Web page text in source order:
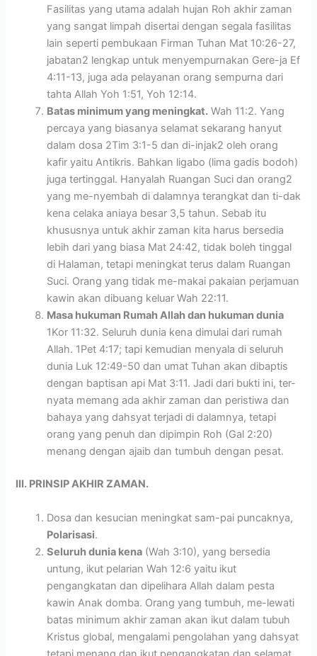
Fasilitas yang utama adalah hujan Roh akhir zaman
yang sangat limpah disertai dengan segala fasilitas
lain seperti pembukaan Firman Tuhan Mat 10:26-27,
jabatan2 lengkap untuk menyempurnakan Gere-ja Ef
4:11-13, juga ada pelayanan orang sempurna dari
tahta Allah Yoh 1:51, Yoh 12:14.
Batas minimum yang meningkat. Wah 11:2. Yang
percaya yang biasanya selamat sekarang hanyut
dalam dosa 2Tim 3:1-5 dan di-injak2 oleh orang
kafir yaitu Antikris. Bahkan ligabo (lima gadis bodoh)
juga tertinggal. Hanyalah Ruangan Suci dan orang2
yang me-nyembah di dalamnya terangkat dan ti-dak
kena celaka aniaya besar 3,5 tahun. Sebab itu
khususnya untuk akhir zaman kita harus bersedia
lebih dari yang biasa Mat 24:42, tidak boleh tinggal
di Halaman, tetapi meningkat terus dalam Ruangan
Suci. Orang yang tidak me-makai pakaian perjamuan
kawin akan dibuang keluar Wah 22:11.
Masa hukuman Rumah Allah dan hukuman dunia
1Kor 11:32. Seluruh dunia kena dimulai dari rumah
Allah. 1Pet 4:17; tapi kemudian menyala di seluruh
dunia Luk 12:49-50 dan umat Tuhan akan dibaptis
dengan baptisan api Mat 3:11. Jadi dari bukti ini, ter-
nyata memang ada akhir zaman dan peristiwa dan
bahaya yang dahsyat terjadi di dalamnya, tetapi
orang yang penuh dan dipimpin Roh (Gal 2:20)
menang dengan ajaib dan tumbuh dengan pesat.
III. PRINSIP AKHIR ZAMAN.
Dosa dan kesucian meningkat sam-pai puncaknya,
Polarisasi.
Seluruh dunia kena (Wah 3:10), yang bersedia
untung, ikut pelarian Wah 12:6 yaitu ikut
pengangkatan dan dipelihara Allah dalam pesta
kawin Anak domba. Orang yang tumbuh, me-lewati
batas minimum akhir zaman akan ikut dalam tubuh
Kristus global, mengalami pengolahan yang dahsyat